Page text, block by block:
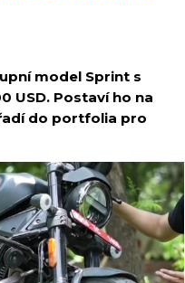
model Sprint s
USD. Postaví ho na
do portfolia pro